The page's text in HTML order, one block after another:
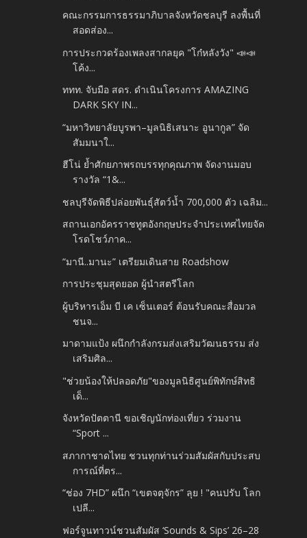
คณะกรรมการธรรมาภิบาลจังหวัดชลบุรี ลงพื้นที่
สอดส่อง...
การประกวดร้องเพลงสากลยุค "โก๋หลังวัง" 📣📣
โค้ง...
ททท. จับมือ สดร. ดำเนินโครงการ AMAZING
DARK SKY IN...
“มหาวิทยาลัยบูรพา–มูลนิธิเสนาะ อูนากูล” จัด
สัมมนาใ...
ฮีโน่ ย้ำศักยภาพรถบรรทุกคุณภาพ จัดงานมอบ
รางวัล “1&...
ชลบุรีจัดพิธีปล่อยพันธุ์สัตว์น้ำ 700,000 ตัว เฉลิม...
สถานเอกอัครราชทูตอังกฤษประจำประเทศไทยจัด
โรดโชว์ภาค...
“มานี..มานะ” เตรียมเดินสาย Roadshow
การประชุมสุดยอด ผู้นำสตรีโลก
ผู้บริหารเอ็ม บี เค เซ็นเตอร์ ต้อนรับคณะสื่อมวล
ชนจ...
มาดามแป้ง ผนึกกำลังกรมส่งเสริมวัฒนธรรม ส่ง
เสริมศิล...
"ช่วยน้องให้ปลอดภัย"ของมูลนิธิศูนย์พิทักษ์สิทธิ
เด็...
จังหวัดปัตตานี ขอเชิญนักท่องเที่ยว ร่วมงาน
“Sport ...
สภากาชาดไทย ชวนทุกท่านร่วมสัมผัสกับประสบ
การณ์ที่ตร...
“ช่อง 7HD” ผนึก “เขตจตุจักร” ลุย ! "คนปรับ โลก
เปลี...
ฟอร์จูนทาวน์ชวนสัมผัส ‘Sounds & Sips’ 26–28